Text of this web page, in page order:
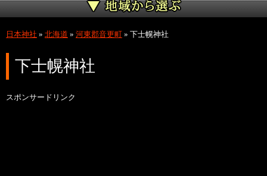
日本神社 » 北海道 » 河東郡音更町 » 下士幌神社
下士幌神社
スポンサードリンク